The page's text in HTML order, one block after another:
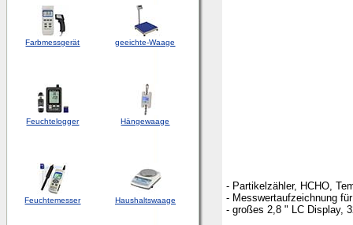
Farbmessgerät geeichte-Waage
Feuchtelogger Hängewaage
Feuchtemesser Haushaltswaage
- Partikelzähler, HCHO,
- Messwertaufzeichnung
- großes 2,8 " LC Display,